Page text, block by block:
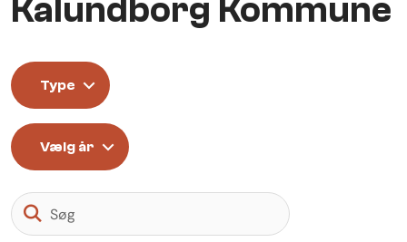
Kalundborg Kommune
Type
Vælg år